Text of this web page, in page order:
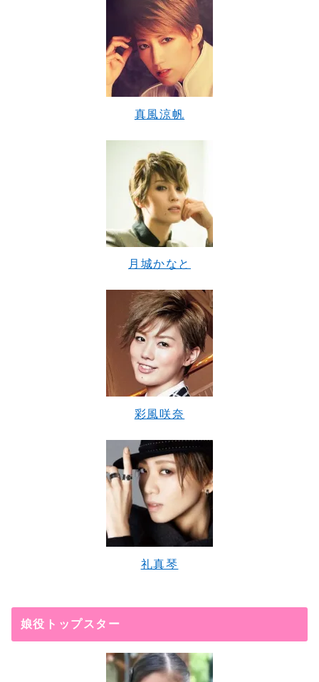
真風涼帆
月城かなと
彩風咲奈
礼真琴
娘役トップスター